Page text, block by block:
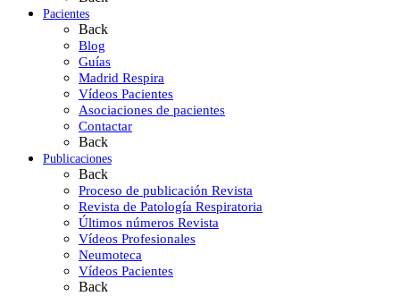
Pacientes
Back
Blog
Guías
Madrid Respira
Vídeos Pacientes
Asociaciones de pacientes
Contactar
Back
Publicaciones
Back
Proceso de publicación Revista
Revista de Patología Respiratoria
Últimos números Revista
Vídeos Profesionales
Neumoteca
Vídeos Pacientes
Back